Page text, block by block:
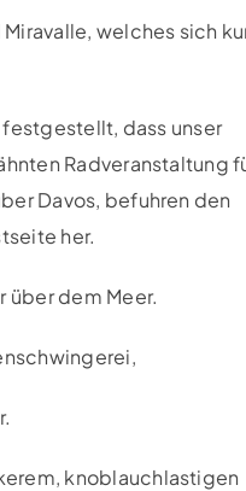
welches sich
dass unser
Radveranstaltung
Davos, befuhren den
her.
über dem Meer.
knoblauchlastigen